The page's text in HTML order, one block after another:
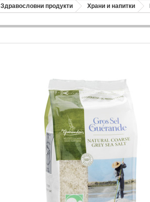
Здравословни продукти Храни и напитки